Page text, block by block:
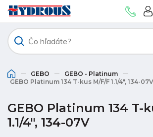
GEBO
GEBO - Platinum
GEBO Platinum 134 T-kus M/F/F 1.1/4", 134-07V
GEBO Platinum 134 T-
1.1/4", 134-07V